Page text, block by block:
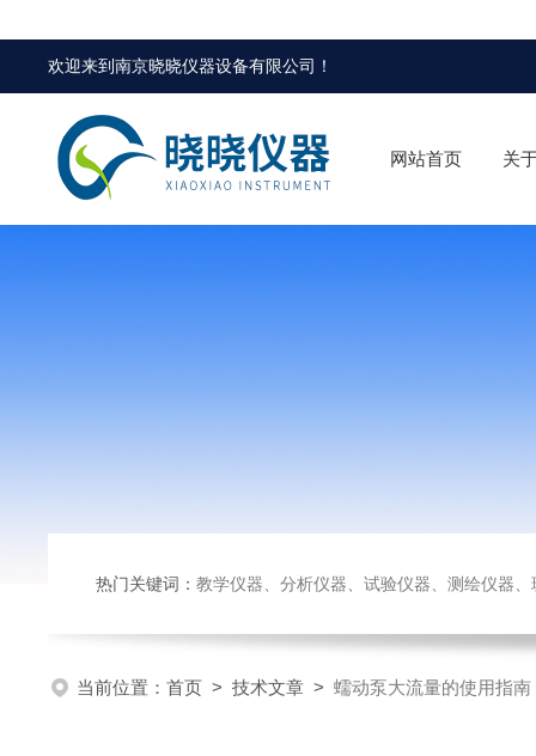
欢迎来到南京晓晓仪器设备有限公司 ！
网站首页 关
热门关键词： 教学仪器、分析仪器、试验仪器、测绘仪器、玻璃仪
当前位置： 首页 > 技术文章 > 蠕动泵大流量的使用指南